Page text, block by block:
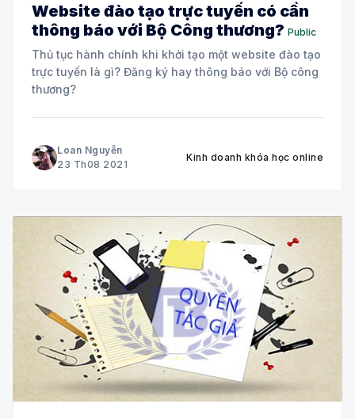
Website đào tạo trực tuyến có cần
thông báo với Bộ Công thương? Public
Thủ tục hành chính khi khởi tạo một website đào tạo
trực tuyến là gì? Đăng ký hay thông báo với Bộ công
thương?
Loan Nguyễn
23 Th08 2021
Kinh doanh khóa học online